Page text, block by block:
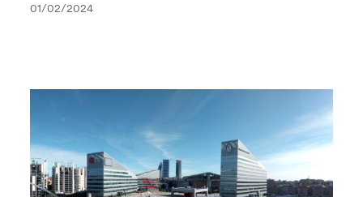
01/02/2024